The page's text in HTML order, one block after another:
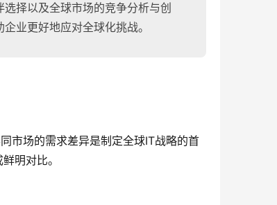
择以及全球市场的竞争分析与创
业更好地应对全球化挑战。
市场的需求差异是制定全球IT战略的首
明对比。